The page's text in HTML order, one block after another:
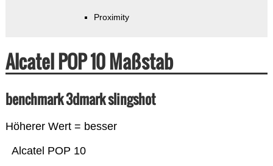
Proximity
Alcatel POP 10 Maßstab
benchmark 3dmark slingshot
Höherer Wert = besser
Alcatel POP 10